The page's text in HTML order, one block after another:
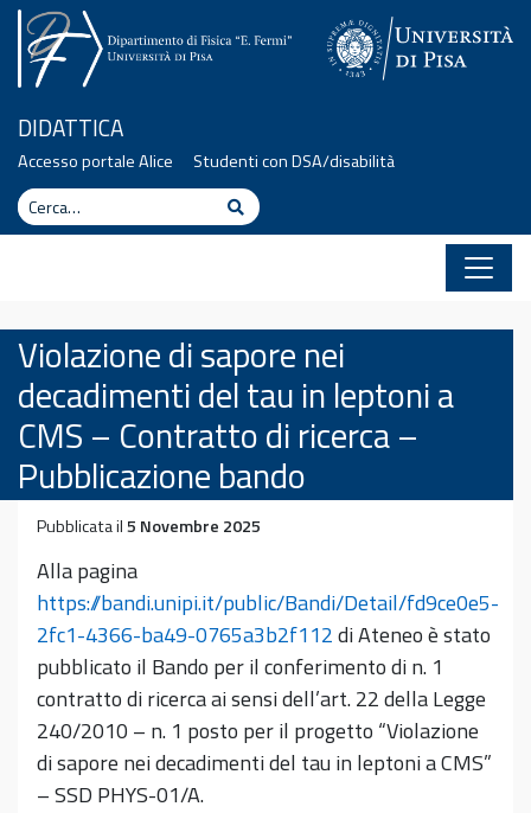
Vai al contenuto
DIDATTICA
Accesso portale Alice
Studenti con DSA/disabilità
Cerca
Cerca
Violazione di sapore nei
decadimenti del tau in leptoni a
CMS – Contratto di ricerca –
Pubblicazione bando
Pubblicata il5 Novembre 2025
Alla pagina
https://bandi.unipi.it/public/Bandi/Detail/fd9ce0e5-
2fc1-4366-ba49-0765a3b2f112di Ateneo è stato
pubblicato il Bando per il conferimento di n. 1
contratto di ricerca ai sensi dell’art. 22 della Legge
240/2010 – n. 1 posto per il progetto “Violazione
di sapore nei decadimenti del tau in leptoni a CMS”
– SSD PHYS-01/A.